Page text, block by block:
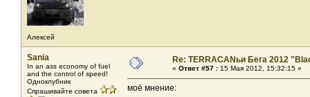
Алексей
Sania
In an ass economy of fuel
and the control of speed!
Одноклубник
Спрашивайте совета
Re: TERRACANьи Бега 2012
« Ответ #57 : 15 Мая 2012, 15:32:15 »
моё мнение: